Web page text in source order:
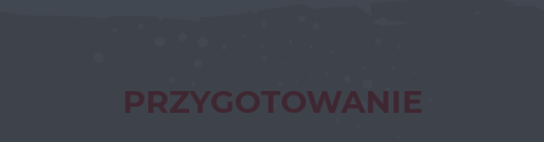
PRZYGOTOWANIE